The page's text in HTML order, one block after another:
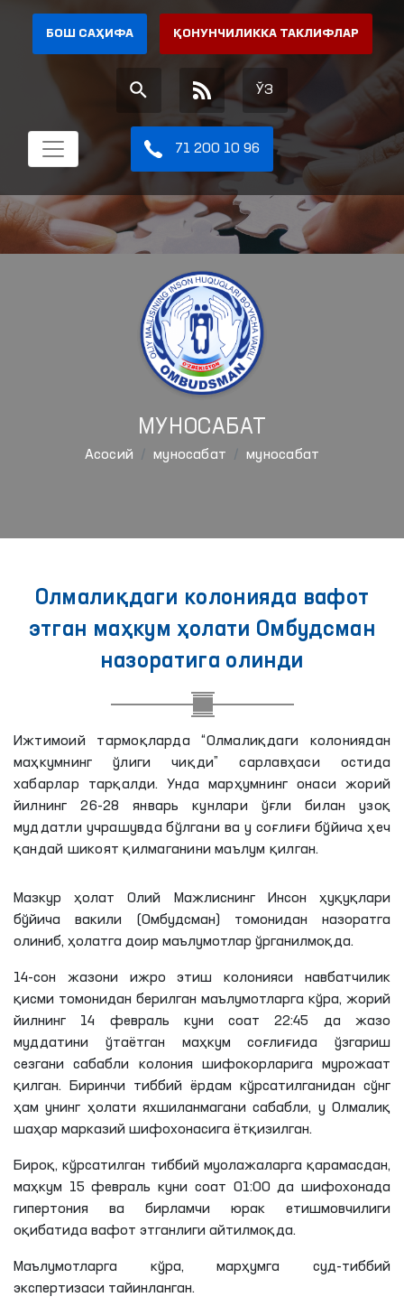
БОШ САҲИФА ҚОНУНЧИЛИККА ТАКЛИФЛАР
ЎЗ
71 200 10 96
МУНОСАБАТ
Aсосий муносабат муносабат
Олмалиқдаги колонияда вафот
этган маҳкум ҳолати Омбудсман
назоратига олинди
Ижтимоий тармоқларда “Олмалиқдаги колониядан
маҳкумнинг ўлиги чиқди” сарлавҳаси остида
хабарлар тарқалди. Унда марҳумнинг онаси жорий
йилнинг 26-28 январь кунлари ўғли билан узоқ
муддатли учрашувда бўлгани ва у соғлиғи бўйича ҳеч
қандай шикоят қилмаганини маълум қилган.
Мазкур ҳолат Олий Мажлиснинг Инсон ҳуқуқлари
бўйича вакили (Омбудсман) томонидан назоратга
олиниб, ҳолатга доир маълумотлар ўрганилмоқда.
14-сон жазони ижро этиш колонияси навбатчилик
қисми томонидан берилган маълумотларга кўра, жорий
йилнинг 14 февраль куни соат 22:45 да жазо
муддатини ўтаётган маҳкум соғлиғида ўзгариш
сезгани сабабли колония шифокорларига мурожаат
қилган. Биринчи тиббий ёрдам кўрсатилганидан сўнг
ҳам унинг ҳолати яхшиланмагани сабабли, у Олмалиқ
шаҳар марказий шифохонасига ётқизилган.
Бироқ, кўрсатилган тиббий муолажаларга қарамасдан,
маҳкум 15 февраль куни соат 01:00да шифохонада
гипертония ва бирламчи юрак етишмовчилиги
оқибатида вафот этганлиги айтилмоқда.
Маълумотларга кўра, марҳумга суд-тиббий
экспертизаси тайинланган.